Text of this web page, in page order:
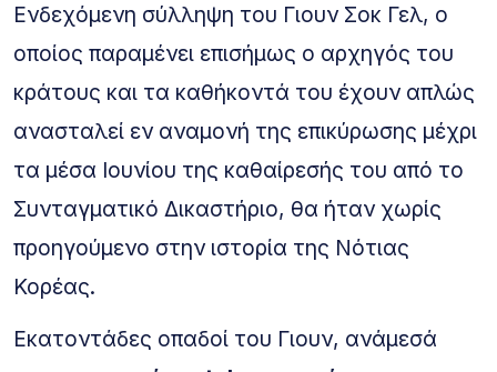
Ενδεχόμενη σύλληψη του Γιουν Σοκ Γελ, ο
οποίος παραμένει επισήμως ο αρχηγός του
κράτους και τα καθήκοντά του έχουν απλώς
ανασταλεί εν αναμονή της επικύρωσης μέχρι
τα μέσα Ιουνίου της καθαίρεσής του από το
Συνταγματικό Δικαστήριο, θα ήταν χωρίς
προηγούμενο στην ιστορία της Νότιας
Κορέας.
Εκατοντάδες οπαδοί του Γιουν, ανάμεσά